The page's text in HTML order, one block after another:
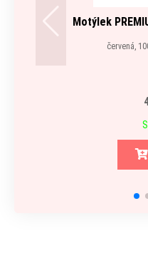
Motýlek
červená,